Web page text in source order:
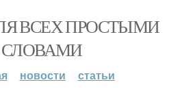
ВСЕХ ПРОСТЫМИ
СЛОВАМИ
новости статьи